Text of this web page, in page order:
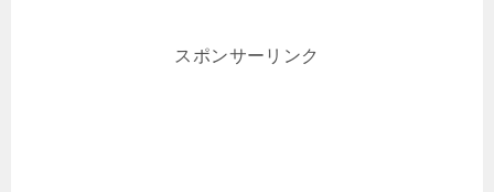
スポンサーリンク